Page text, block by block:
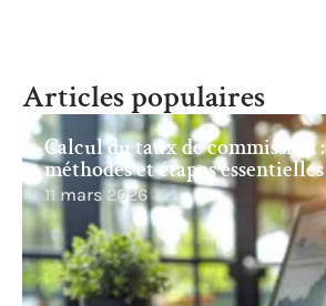
Articles populaires
Calcul du taux de commission :
méthodes et étapes essentielles
11 mars 2026